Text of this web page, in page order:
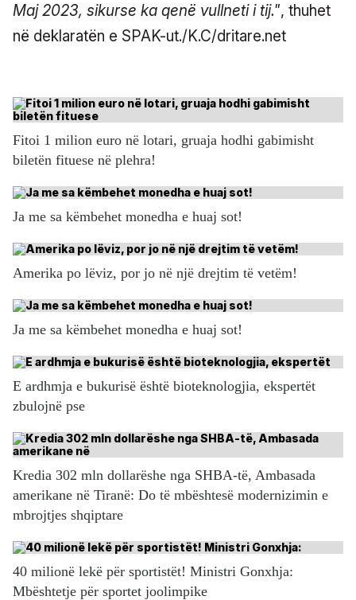
Maj 2023, sikurse ka qenë vullneti i tij.", thuhet
në deklaratën e SPAK-ut./K.C/dritare.net
Fitoi 1 milion euro në lotari, gruaja hodhi gabimisht
biletën fituese në plehra!
Ja me sa këmbehet monedha e huaj sot!
Amerika po lëviz, por jo në një drejtim të vetëm!
Ja me sa këmbehet monedha e huaj sot!
E ardhmja e bukurisë është bioteknologjia, ekspertët
zbulojnë pse
Kredia 302 mln dollarëshe nga SHBA-të, Ambasada
amerikane në Tiranë: Do të mbështesë modernizimin e
mbrojtjes shqiptare
40 milionë lekë për sportistët! Ministri Gonxhja:
Mbështetje për sportet joolimpike